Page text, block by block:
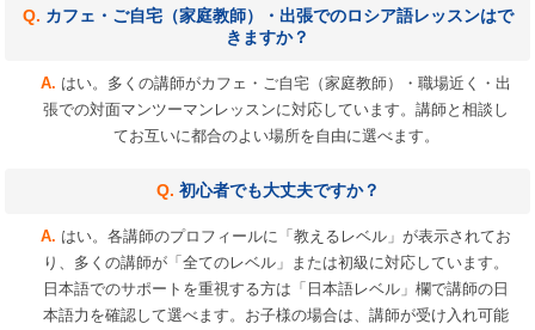
カフェ・ご自宅（家庭教師）・出張でのロシア語レッスンはで
きますか？
はい。多くの講師がカフェ・ご自宅（家庭教師）・職場近く・出
張での対面マンツーマンレッスンに対応しています。講師と相談し
てお互いに都合のよい場所を自由に選べます。
初心者でも大丈夫ですか？
はい。各講師のプロフィールに「教えるレベル」が表示されてお
り、多くの講師が「全てのレベル」または初級に対応しています。
日本語でのサポートを重視する方は「日本語レベル」欄で講師の日
本語力を確認して選べます。お子様の場合は、講師が受け入れ可能